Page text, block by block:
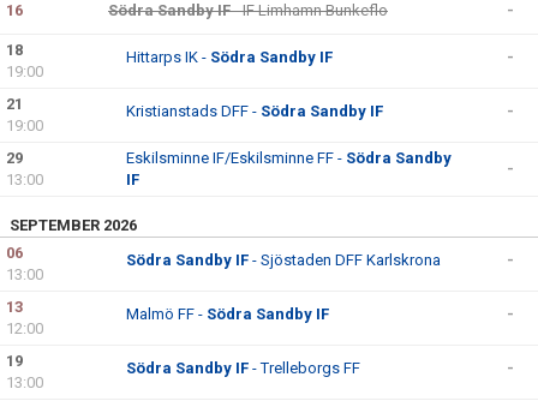
16
Södra Sandby IF- IF Limhamn Bunkeflo -
18
19:00
Hittarps IK - Södra Sandby IF -
21
19:00
Kristianstads DFF - Södra Sandby IF -
29
13:00
Eskilsminne IF/Eskilsminne FF - Södra Sandby
IF
-
SEPTEMBER 2026
06
13:00
Södra Sandby IF - Sjöstaden DFF Karlskrona -
13
12:00
Malmö FF - Södra Sandby IF -
19
13:00
Södra Sandby IF - Trelleborgs FF -